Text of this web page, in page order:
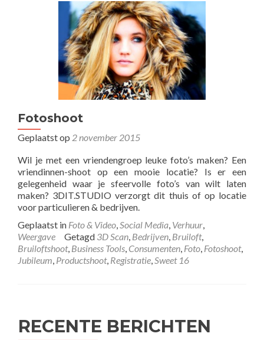
Fotoshoot
Geplaatst op 2 november 2015
Wil je met een vriendengroep leuke foto’s maken? Een
vriendinnen-shoot op een mooie locatie? Is er een
gelegenheid waar je sfeervolle foto’s van wilt laten
maken? 3DIT.STUDIO verzorgt dit thuis of op locatie
voor particulieren & bedrijven.
Geplaatst in Foto & Video,Social Media, Verhuur,
Weergave
Getagd 3D Scan, Bedrijven, Bruiloft,
Bruiloftshoot, Business Tools, Consumenten, Foto, Fotoshoot,
Jubileum, Productshoot, Registratie,Sweet 16
RECENTE BERICHTEN